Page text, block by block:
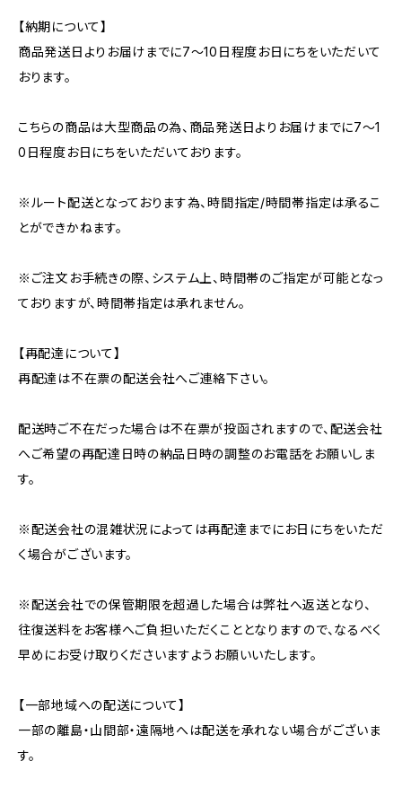
【納期について】
商品発送日よりお届けまでに7～10日程度お日にちをいただいて
おります。
こちらの商品は大型商品の為、商品発送日よりお届けまでに7～1
0日程度お日にちをいただいております。
※ルート配送となっております為、時間指定/時間帯指定は承るこ
とができかねます。
※ご注文お手続きの際、システム上、時間帯のご指定が可能となっ
ておりますが、時間帯指定は承れません。
【再配達について】
再配達は不在票の配送会社へご連絡下さい。
配送時ご不在だった場合は不在票が投函されますので、配送会社
へご希望の再配達日時の納品日時の調整のお電話をお願いしま
す。
※配送会社の混雑状況によっては再配達までにお日にちをいただ
く場合がございます。
※配送会社での保管期限を超過した場合は弊社へ返送となり、
往復送料をお客様へご負担いただくこととなりますので、なるべく
早めにお受け取りくださいますようお願いいたします。
【一部地域への配送について】
一部の離島・山間部・遠隔地へは配送を承れない場合がございま
す。